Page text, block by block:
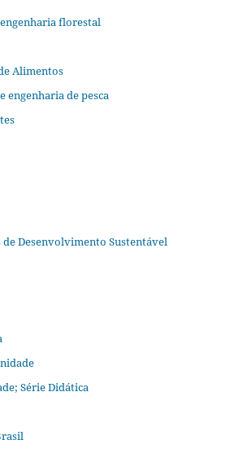
florestal
Alimentos
engenharia de pesca
Desenvolvimento Sustentável
Série Didática